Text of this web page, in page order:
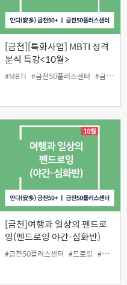
#정규강좌
[금천][특화사업] MBTI 성격
분석 특강<10월>
#MBTI #금천50플러스센터 #금천구
로잉 #인생설계 #태블릿
[금천]여행과 일상의 펜드로
잉(펜드로잉 야간-심화반)
#금천50플러스센터 #드로잉 #야간강의